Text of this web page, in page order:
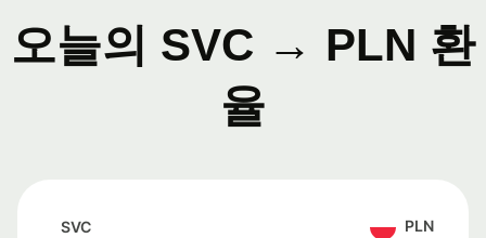
오늘의 SVC → PLN 환
율
SVC PLN